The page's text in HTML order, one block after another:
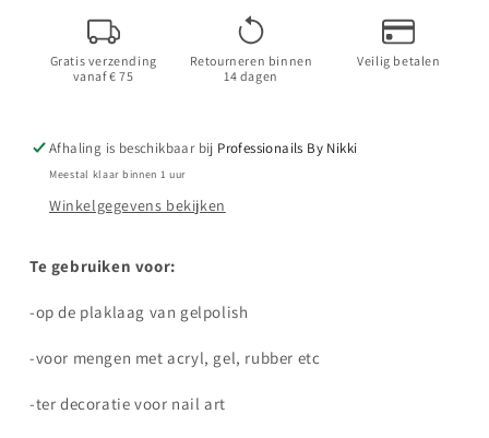
Pigment
Gratis verzending
vanaf € 75
Retourneren binnen
14 dagen
Veilig betalen
Afhaling is beschikbaar bij Professionails By Nikki
Meestal klaar binnen 1 uur
Winkelgegevens bekijken
Te gebruiken voor:
-op de plaklaag van gelpolish
-voor mengen met acryl, gel, rubber etc
-ter decoratie voor nail art